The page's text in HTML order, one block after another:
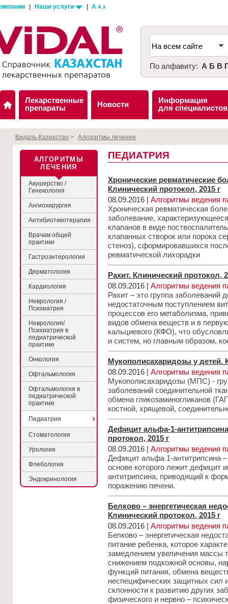
Наши услуги A A A
По алфавиту: А Б В
Лекарственные
препараты
Новости
Информация
для специалистов
Видаль-Казахстан > Алгоритмы лечения
АЛГОРИТМЫ
ЛЕЧЕНИЯ
Акушерство /
Гинекология
Ангиохирургия
Антибиотикотерапия
Врачам общей
практики
Гастроэнтерология
Дерматология
Кардиология
Неврология /
Психиатрия
Неврология/
Психиатрия в
педиатрической
практике
Онкология
Офтальмология
Офтальмология в
педиатрической
практике
Педиатрия
Стоматология
Урология
Флебология
Эндокринология
ПЕДИАТРИЯ
Хронические ревматические
Клинический протокол, 2015 г
08.09.2016 | Алгоритмы ведения
Хроническая ревматическая
заболевание,
клапанов в виде
клапанных створок или порока
стеноз), сформировавшихся
ревматической лихорадки
Рахит. Клинический протокол,
08.09.2016 | Алгоритмы ведения
Рахит – это группа заболеваний
недостаточным поступлением
процессов его метаболизма,
видов обмена веществ и в
кальциевого (КФО), что
и систем, но главным образом,
Мукополисахаридозы у детей.
08.09.2016 | Алгоритмы ведения
Мукополисахаридозы (МПС) -
заболеваний соединительной
обмена гликозаминогликанов
костной, хрящевой,
Дефицит альфа-1-
протокол, 2015 г
08.09.2016 | Алгоритмы ведения
Дефицит альфа 1-антитрипсина
основе которого лежит дефицит
антитрипсина, приводящий к
поражению печени.
Белково – энергетическая
Клинический протокол, 2015 г
08.09.2016 | Алгоритмы ведения
Белково – энергетическая
питание ребенка, которое
замедлением увеличения массы
снижением подкожной основы,
функций питания, обмена
неспецифических защитных сил
склонности к развитию других
физического и нервно –